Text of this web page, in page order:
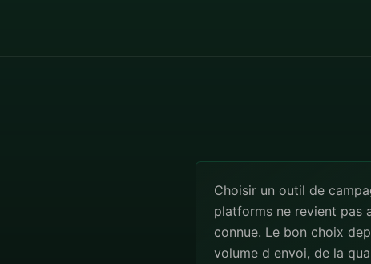
Choisir un outil de
platforms ne revient pas
connue. Le bon choix
volume d envoi, de la